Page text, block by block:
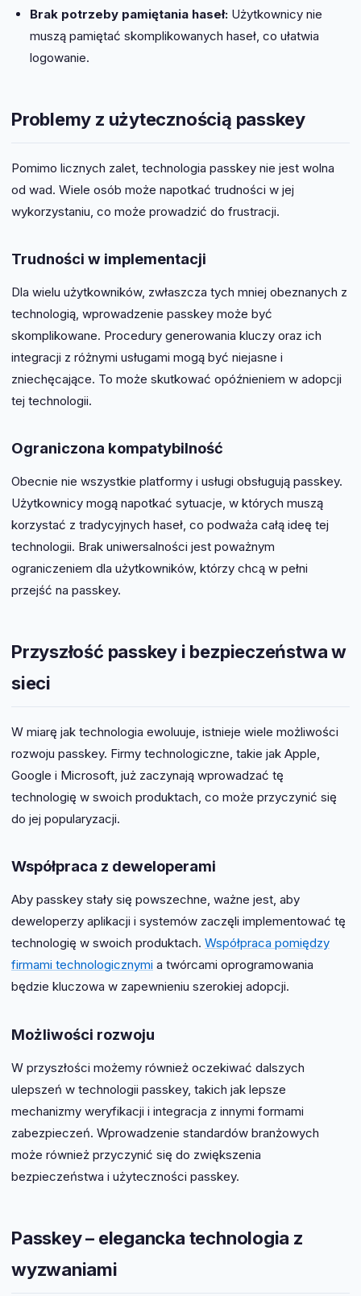
Brak potrzeby pamiętania haseł:Użytkownicy nie
muszą pamiętać skomplikowanych haseł, co ułatwia
logowanie.
Problemy z użytecznością passkey
Pomimo licznych zalet, technologia passkey nie jest wolna
od wad. Wiele osób może napotkać trudności w jej
wykorzystaniu, co może prowadzić do frustracji.
Trudności w implementacji
Dla wielu użytkowników, zwłaszcza tych mniej obeznanych z
technologią, wprowadzenie passkey może być
skomplikowane. Procedury generowania kluczy oraz ich
integracji z różnymi usługami mogą być niejasne i
zniechęcające. To może skutkować opóźnieniem w adopcji
tej technologii.
Ograniczona kompatybilność
Obecnie nie wszystkie platformy i usługi obsługują passkey.
Użytkownicy mogą napotkać sytuacje, w których muszą
korzystać z tradycyjnych haseł, co podważa całą ideę tej
technologii. Brak uniwersalności jest poważnym
ograniczeniem dla użytkowników, którzy chcą w pełni
przejść na passkey.
Przyszłość passkey i bezpieczeństwa w
sieci
W miarę jak technologia ewoluuje, istnieje wiele możliwości
rozwoju passkey. Firmy technologiczne, takie jak Apple,
Google i Microsoft, już zaczynają wprowadzać tę
technologię w swoich produktach, co może przyczynić się
do jej popularyzacji.
Współpraca z deweloperami
Aby passkey stały się powszechne, ważne jest, aby
deweloperzy aplikacji i systemów zaczęli implementować tę
technologię w swoich produktach. Współpraca pomiędzy
firmami technologicznymi a twórcami oprogramowania
będzie kluczowa w zapewnieniu szerokiej adopcji.
Możliwości rozwoju
W przyszłości możemy również oczekiwać dalszych
ulepszeń w technologii passkey, takich jak lepsze
mechanizmy weryfikacji i integracja z innymi formami
zabezpieczeń. Wprowadzenie standardów branżowych
może również przyczynić się do zwiększenia
bezpieczeństwa i użyteczności passkey.
Passkey – elegancka technologia z
wyzwaniami